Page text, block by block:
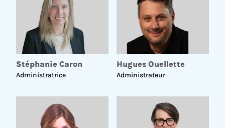
Stéphanie Caron
Administratrice
Hugues Ouellette
Administrateur